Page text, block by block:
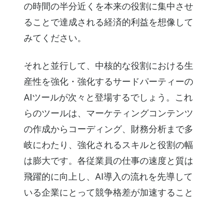
の時間の半分近くを本来の役割に集中させ
ることで達成される経済的利益を想像して
みてください。
それと並行して、中核的な役割における生
産性を強化・強化するサードパーティーの
AIツールが次々と登場するでしょう。これ
らのツールは、マーケティングコンテンツ
の作成からコーディング、財務分析まで多
岐にわたり、強化されるスキルと役割の幅
は膨大です。各従業員の仕事の速度と質は
飛躍的に向上し、AI導入の流れを先導して
いる企業にとって競争格差が加速すること